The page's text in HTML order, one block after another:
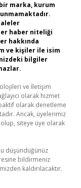
marka, kurum
haber niteliği
hakkında
ve kişiler ile isim
bilgiler
ve İletişim
olarak hizmet
olarak denetleme
Ancak, üyelerimiz
siteye üye olarak
düşündüğünüz
bildirmeniz
kaldırılacaktır.